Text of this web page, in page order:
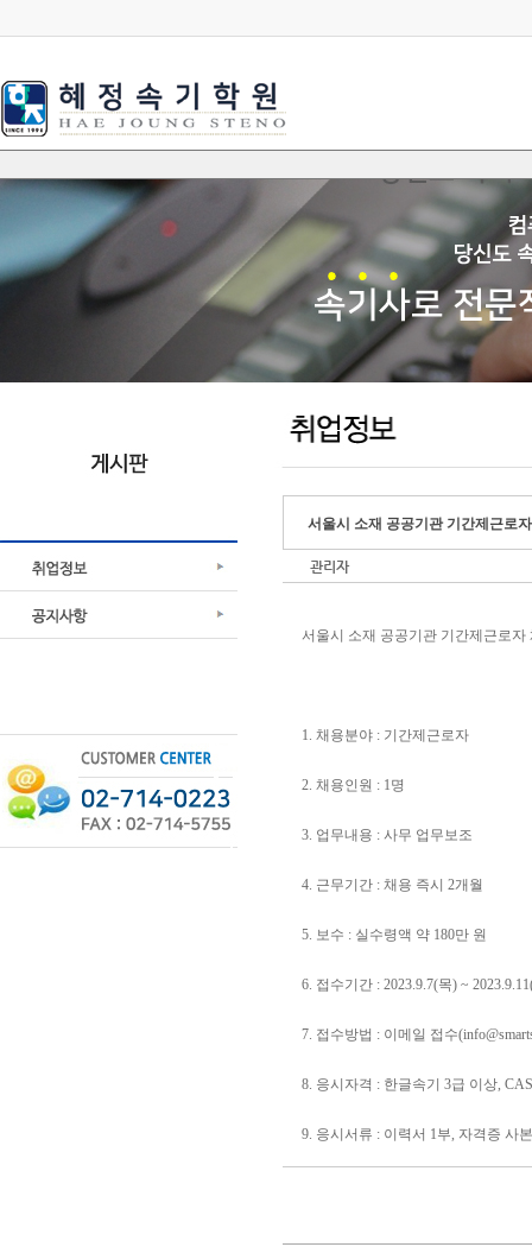
서울시 소재 공공기관 기간제근로
관리자
서울시 소재 공공기관 기간제근로자
1. 채용분야 : 기간제근로자
​2. 채용인원 : 1명
3. 업무내용 : 사무 업무보조
4. 근무기간 : 채용 즉시 2개월
5. 보수 : 실수령액 약 180만 원
6. 접수기간 : 2023.9.7(목) ~
7. 접수방법 : 이메일 접수
8. 응시자격 : 한글속기 3급 이상,
9. 응시서류 : 이력서 1부, 자격증 사